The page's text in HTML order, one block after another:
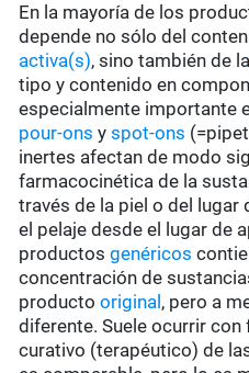
En la mayoría de los
depende no sólo del
activa(s), sino también de
tipo y contenido en
especialmente importante
pour-ons yspot-ons
inertes afectan de modo
farmacocinética de la
través de la piel o del lugar
el pelaje desde el lugar de
productosgenéricos
concentración de
productooriginal , pero a
diferente. Suele ocurrir
curativo (terapéutico) de